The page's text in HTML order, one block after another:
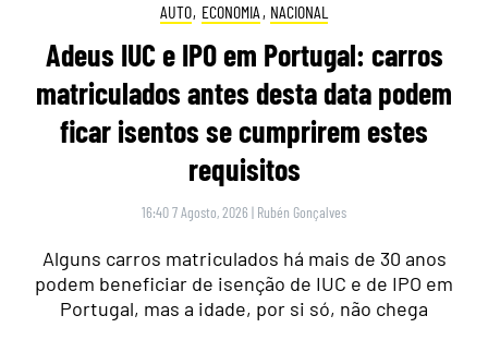
AUTO, ECONOMIA , NACIONAL
Adeus IUC e IPO em Portugal: carros
matriculados antes desta data podem
ficar isentos se cumprirem estes
requisitos
16:40 7 Agosto, 2026 | Rubén Gonçalves
Alguns carros matriculados há mais de 30 anos
podem beneficiar de isenção de IUC e de IPO em
Portugal, mas a idade, por si só, não chega